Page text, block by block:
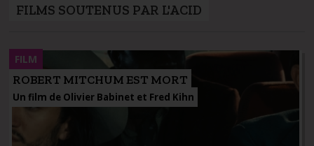
FILMS SOUTENUS PAR L'ACID
ROBERT MITCHUM EST MORT
Un film de Olivier Babinet et Fred Kihn
FILM